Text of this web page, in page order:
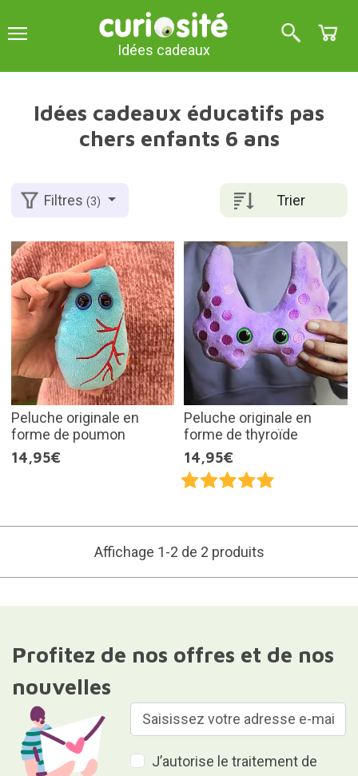
Idées cadeaux
Idées cadeaux éducatifs pas
chers enfants 6 ans
Trier
Filtres(3)
Peluche originale en
forme de poumon
14,95€
Peluche originale en
forme de thyroïde
14,95€
Affichage 1-2 de 2 produits
Profitez de nos offres et de nos
nouvelles
J’autorise le traitement de